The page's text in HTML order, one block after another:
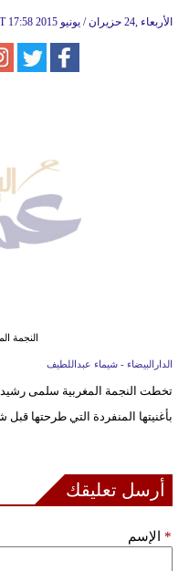
17:58 2015 الأربعاء ,24 حزيران / يونيو
النجمة
الدارالبيضاء - شيماء عبداللطيف
تخطت النجمة المغربية سلمى
بأغنيتها المنفردة التي طرحتها
أرسل تعليقك
الإسم *